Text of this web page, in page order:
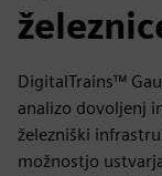
DigitalTrains™
analizo dovoljenj
železniški
možnostjo